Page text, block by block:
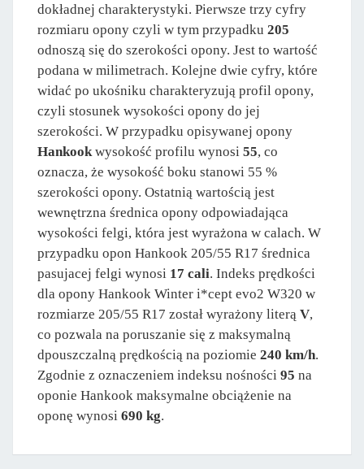
dokładnej charakterystyki. Pierwsze trzy cyfry
rozmiaru opony czyli w tym przypadku 205
odnoszą się do szerokości opony. Jest to wartość
podana w milimetrach. Kolejne dwie cyfry, które
widać po ukośniku charakteryzują profil opony,
czyli stosunek wysokości opony do jej
szerokości. W przypadku opisywanej opony
Hankook wysokość profilu wynosi 55, co
oznacza, że wysokość boku stanowi 55 %
szerokości opony. Ostatnią wartością jest
wewnętrzna średnica opony odpowiadająca
wysokości felgi, która jest wyrażona w calach. W
przypadku opon Hankook 205/55 R17 średnica
pasujacej felgi wynosi 17 cali. Indeks prędkości
dla opony Hankook Winter i*cept evo2 W320 w
rozmiarze 205/55 R17 został wyrażony literą V,
co pozwala na poruszanie się z maksymalną
dpouszczalną prędkością na poziomie 240 km/h.
Zgodnie z oznaczeniem indeksu nośności 95 na
oponie Hankook maksymalne obciążenie na
oponę wynosi 690 kg.